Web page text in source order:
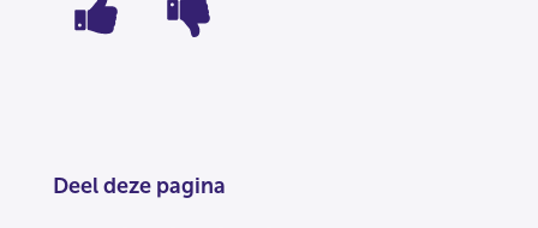
Deel deze pagina